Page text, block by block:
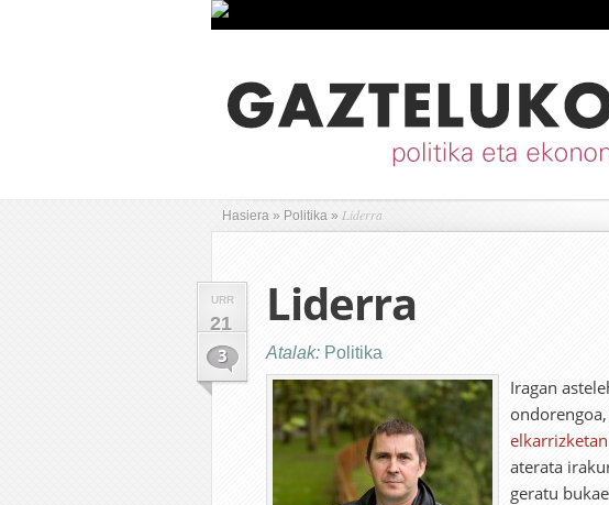
Hasiera » Politika » Liderra
URR
21
3
Liderra
Atalak: Politika
Iragan
ondorengoa,
elkarrizketan
aterata
geratu